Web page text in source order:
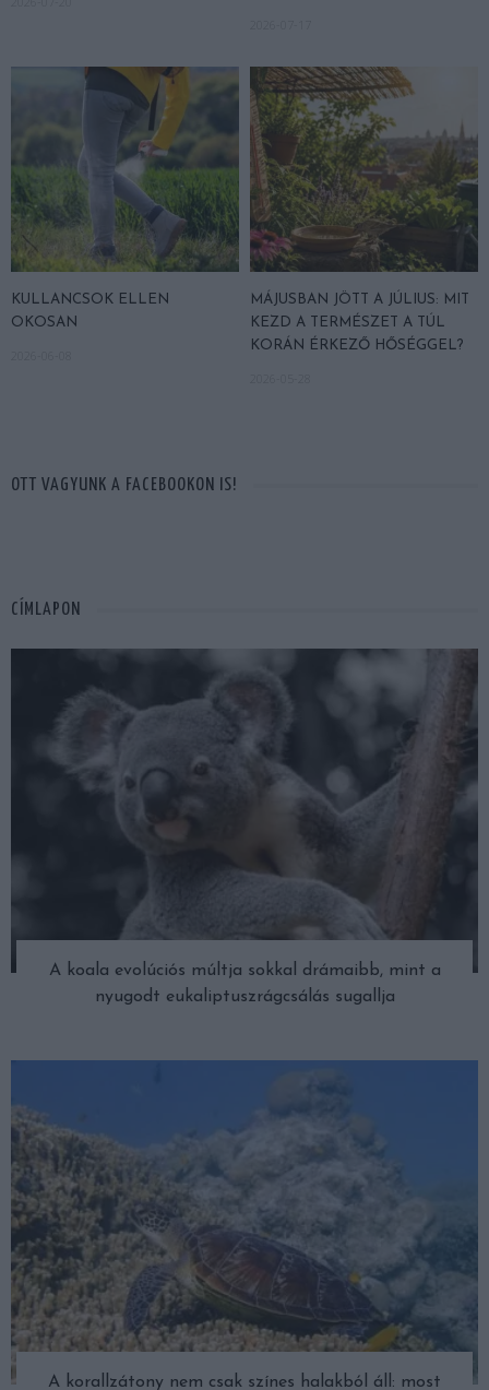
KULLANCSOK ELLEN
OKOSAN
MÁJUSBAN JÖTT A JÚLIUS: MIT
KEZD A TERMÉSZET A TÚL
KORÁN ÉRKEZŐ HŐSÉGGEL?
OTT VAGYUNK A FACEBOOKON IS!
CÍMLAPON
A koala evolúciós múltja sokkal drámaibb, mint a
nyugodt eukaliptuszrágcsálás sugallja
A korallzátony nem csak színes halakból áll: most